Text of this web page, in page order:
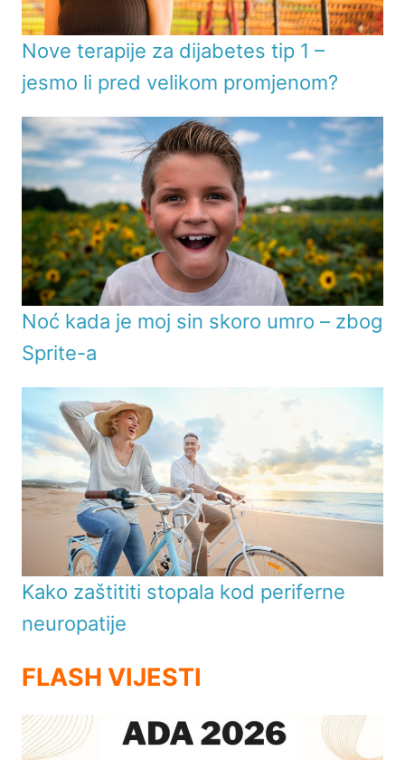
Nove terapije za dijabetes tip 1 –
jesmo li pred velikom promjenom?
Noć kada je moj sin skoro umro – zbog
Sprite-a
Kako zaštititi stopala kod periferne
neuropatije
FLASH VIJESTI